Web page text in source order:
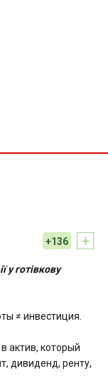
+
+136
у готівкову
≠ инвестиция.
актив, который
дивиденд, ренту,